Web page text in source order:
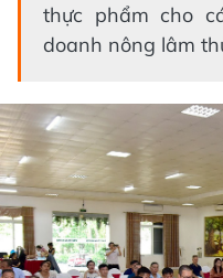
thực phẩm cho
doanh nông lâm